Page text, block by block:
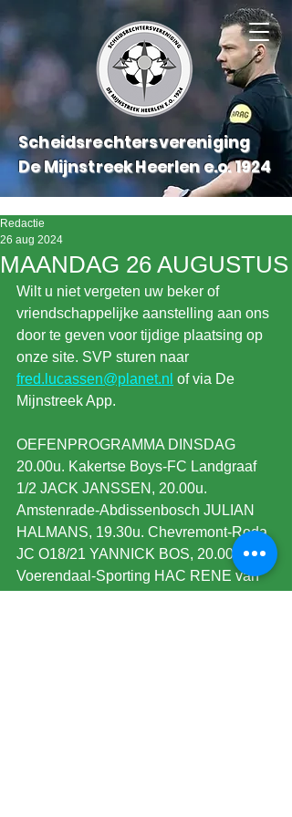
Scheidsrechtersvereniging
De Mijnstreek Heerlen e.o.1924
MAANDAG 26 AUGUSTUS
Redactie
26 aug 2024
Wilt u niet vergeten uw beker of
vriendschappelijke aanstelling aan ons
door te geven voor tijdige plaatsing op
onze site. SVP sturen naar
fred.lucassen@planet.nl of via De
Mijnstreek App.
OEFENPROGRAMMA DINSDAG
20.00u. Kakertse Boys-FC Landgraaf
1/2 JACK JANSSEN, 20.00u.
Amstenrade-Abdissenbosch JULIAN
HALMANS, 19.30u. Chevremont-Roda
JC O18/21 YANNICK BOS, 20.00u.
Voerendaal-Sporting HAC RENE van